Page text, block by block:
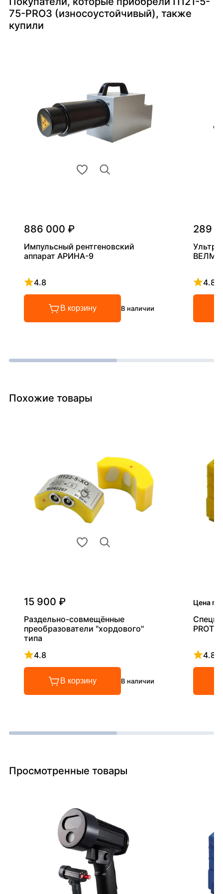
75-PRO3 (износоустойчивый), также
купили
886 000 ₽
Импульсный рентгеновский
аппарат АРИНА-9
4.8
Рейтинг 4.8 из 5
В корзину В наличии
289
4.8
Похожие товары
15 900 ₽
Раздельно-совмещённые
преобразователи "хордового"
типа
4.8
Рейтинг 4.8 из 5
В корзину В наличии
Цена по
PROT
4.8
Просмотренные товары